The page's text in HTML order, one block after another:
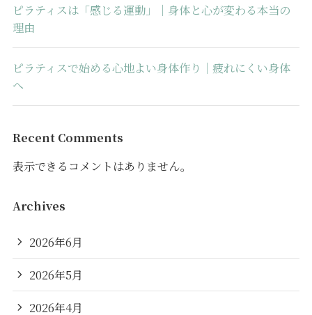
ピラティスは「感じる運動」｜身体と心が変わる本当の
理由
ピラティスで始める心地よい身体作り｜疲れにくい身体
へ
Recent Comments
表示できるコメントはありません。
Archives
2026年6月
2026年5月
2026年4月